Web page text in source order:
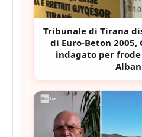
Tribunale di Tirana
di Euro-Beton 2005,
indagato per